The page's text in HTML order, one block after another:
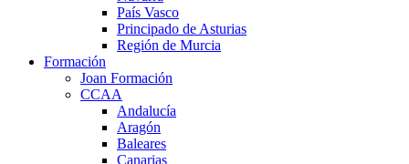
País Vasco
Principado de Asturias
Región de Murcia
Formación
Joan Formación
CCAA
Andalucía
Aragón
Baleares
Canarias